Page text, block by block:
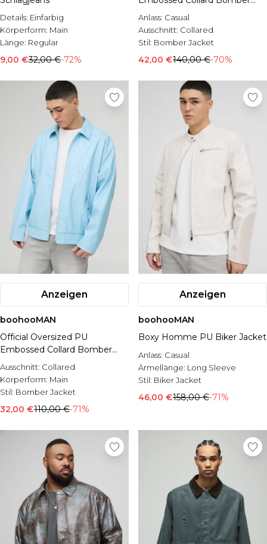
Details: Einfarbig
Körperform: Main
Länge: Regular
9,00 €32,00 €-72%
Jacket
Anlass: Casual
Ausschnitt: Collared
Stil: Bomber Jacket
42,00 €140,00 €-70%
Anzeigen
boohooMAN
Official Oversized PU
Embossed Collard Bomber
Jacket
Ausschnitt: Collared
Körperform: Main
Stil: Bomber Jacket
32,00 €110,00 €-71%
Anzeigen
boohooMAN
Boxy Homme PU Biker Jacket
Anlass: Casual
Ärmellänge: Long Sleeve
Stil: Biker Jacket
46,00 €158,00 €-71%